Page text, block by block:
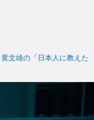
黄文雄の「日本人に教えた